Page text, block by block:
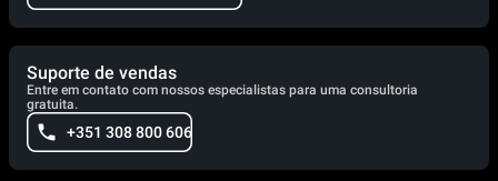
Suporte de vendas
Entre em contato com nossos especialistas para uma consultoria
gratuita.
+351 308 800 606